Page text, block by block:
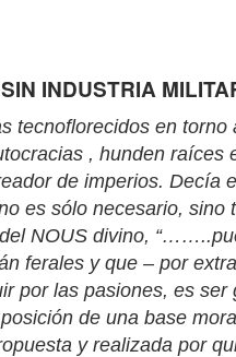
INDUSTRIA
tecnoflorecidos en
, hunden raíces
de imperios. Decía
es sólo necesario,
NOUS divino,
ferales y que – por
por las pasiones, es
de una base
y realizada por